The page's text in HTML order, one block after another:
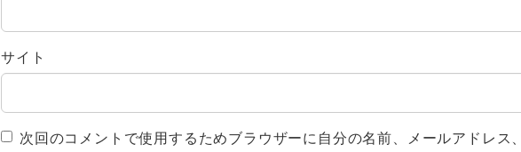
サイト
次回のコメントで使用するためブラウザーに自分の名前、メールアドレス